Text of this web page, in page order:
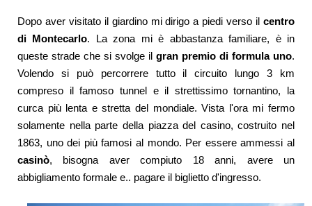
Dopo aver visitato il giardino mi dirigo a piedi verso il centro
di Montecarlo. La zona mi è abbastanza familiare, è in
queste strade che si svolge il gran premio di formula uno.
Volendo si può percorrere tutto il circuito lungo 3 km
compreso il famoso tunnel e il strettissimo tornantino, la
curca più lenta e stretta del mondiale. Vista l'ora mi fermo
solamente nella parte della piazza del casino, costruito nel
1863, uno dei più famosi al mondo. Per essere ammessi al
casinò, bisogna aver compiuto 18 anni, avere un
abbigliamento formale e.. pagare il biglietto d'ingresso.